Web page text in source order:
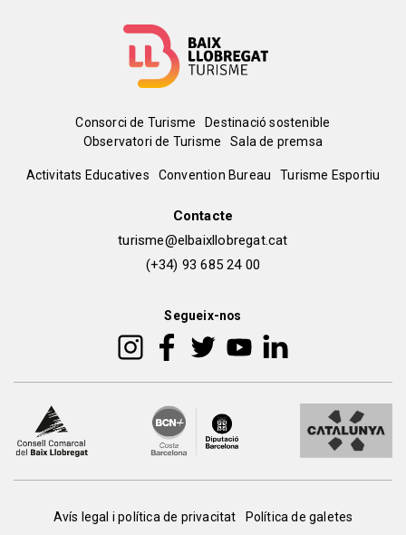
Menú
del
Consorci de Turisme
Destinació sostenible
Observatori de Turisme
Sala de premsa
Peu
Activitats Educatives Convention Bureau Turisme Esportiu
Contacte
turisme@elbaixllobregat.cat
(+34) 93 685 24 00
Segueix-nos
Avís legal i política de privacitat Política de galetes